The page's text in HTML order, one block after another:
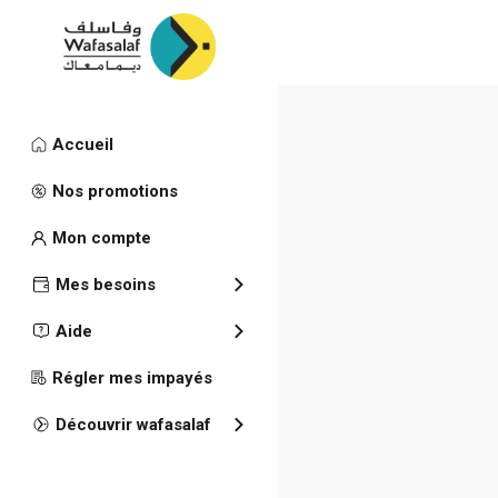
Accueil
Nos promotions
Mon compte
Mes besoins
Aide
Régler mes impayés
Découvrir wafasalaf